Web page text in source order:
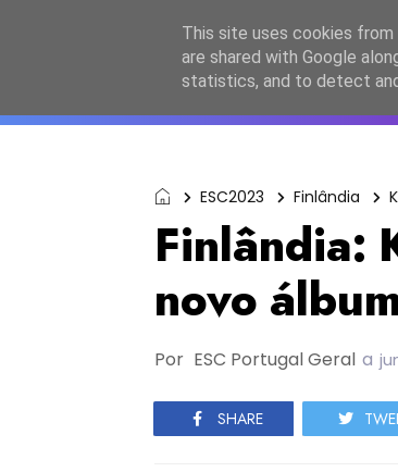
ESC2027
ESC2023 Finlândia
Finlândia:
novo
Por ESC Portugal Geral a
SHARE
This site uses cookies
are shared with Google
statistics, and to detect